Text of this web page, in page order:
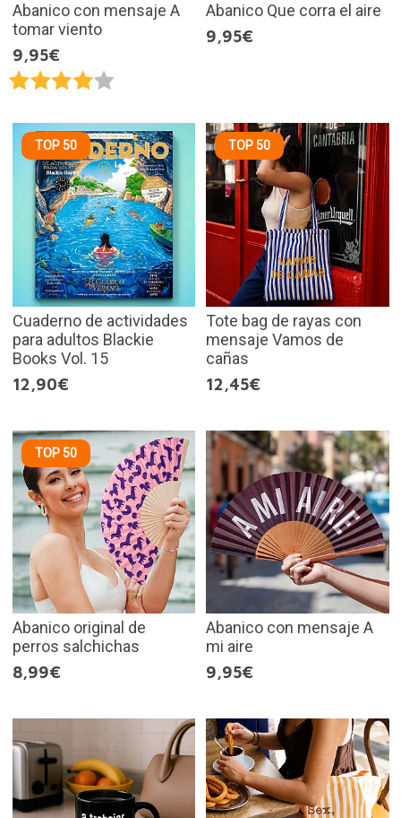
Abanico con mensaje A
tomar viento
9,95€
Abanico Que corra el aire
9,95€
TOP 50
Cuaderno de actividades
para adultos Blackie
Books Vol. 15
12,90€
TOP 50
Tote bag de rayas con
mensaje Vamos de
cañas
12,45€
TOP 50
Abanico original de
perros salchichas
8,99€
Abanico con mensaje A
mi aire
9,95€